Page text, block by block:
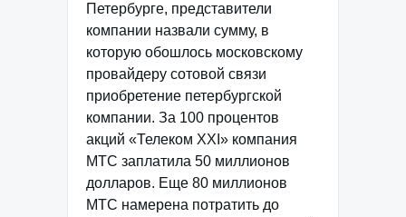
Петербурге, представители
компании назвали сумму, в
которую обошлось московскому
провайдеру сотовой связи
приобретение петербургской
компании. За 100 процентов
акций «Телеком XXI» компания
МТС заплатила 50 миллионов
долларов. Еще 80 миллионов
МТС намерена потратить до